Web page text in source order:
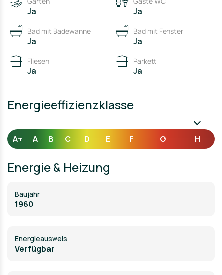
Wärmeversorgung
Freien
Ja Ja
Bad mit Badewanne
Ja
Bad mit Fenster
Ja
Fliesen
Ja
Parkett
Ja
Energieeffizienzklasse
A+ A B C D E F G H
Energie & Heizung
Baujahr
1960
Energieausweis
Verfügbar